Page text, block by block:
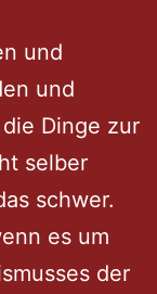
und
und
Dinge zur
selber
schwer.
es um
der